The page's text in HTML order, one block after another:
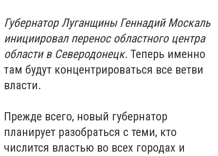
Губернатор Луганщины Геннадий Москаль
инициировал перенос областного центра
области в Северодонецк. Теперь именно
там будут концентрироваться все ветви
власти.
Прежде всего, новый губернатор
планирует разобраться с теми, кто
числится властью во всех городах и